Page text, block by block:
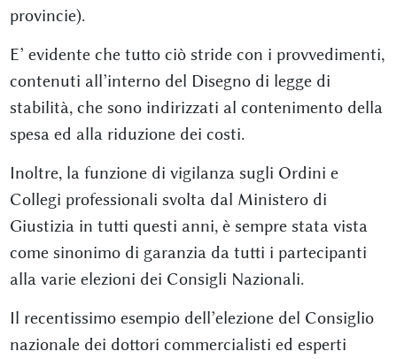
provincie).
E’ evidente che tutto ciò stride con i provvedimenti,
contenuti all’interno del Disegno di legge di
stabilità, che sono indirizzati al contenimento della
spesa ed alla riduzione dei costi.
Inoltre, la funzione di vigilanza sugli Ordini e
Collegi professionali svolta dal Ministero di
Giustizia in tutti questi anni, è sempre stata vista
come sinonimo di garanzia da tutti i partecipanti
alla varie elezioni dei Consigli Nazionali.
Il recentissimo esempio dell’elezione del Consiglio
nazionale dei dottori commercialisti ed esperti